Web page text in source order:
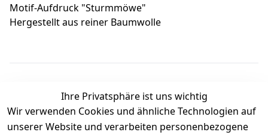
Motif-Aufdruck "Sturmmöwe"
Hergestellt aus reiner Baumwolle
Kundenbewertungen
Ihre Privatsphäre ist uns wichtig
Wir verwenden Cookies und ähnliche Technologien auf
unserer Website und verarbeiten personenbezogene